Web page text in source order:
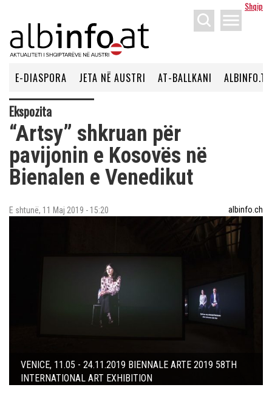
Shqip
menu
E-DIASPORA JETA NË AUSTRI AT-BALLKANI ALBINFO.TV
Ekspozita
“Artsy” shkruan për
pavijonin e Kosovës në
Bienalen e Venedikut
E shtunë, 11 Maj 2019 - 15:20 albinfo.ch
VENICE, 11.05 - 24.11.2019 BIENNALE ARTE 2019 58TH
INTERNATIONAL ART EXHIBITION